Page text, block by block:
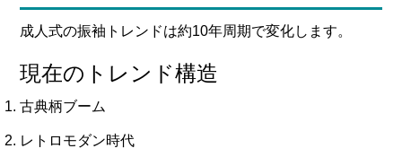
成人式の振袖トレンドは約10年周期で変化します。
現在のトレンド構造
古典柄ブーム
レトロモダン時代